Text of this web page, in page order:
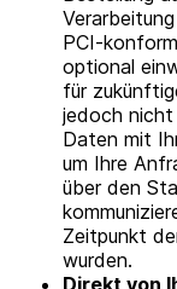
PCI-
optional
für
jedoch nicht
Daten mit
um Ihre
über den
Zeitpunkt
wurden.
Direkt von